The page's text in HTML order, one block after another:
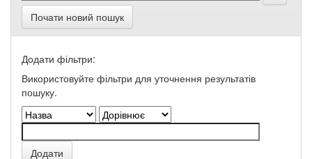
Почати новий пошук
Додати фільтри:
Використовуйте фільтри для уточнення результатів
пошуку.